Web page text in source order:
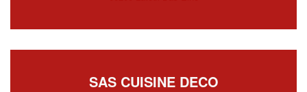
SAS CUISINE DECO